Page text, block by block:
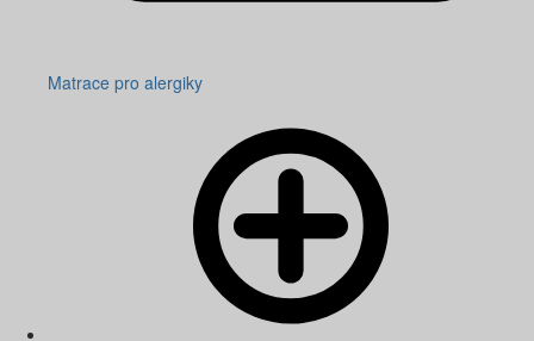
Matrace pro alergiky